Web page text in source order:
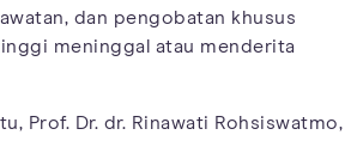
dan pengobatan khusus
meninggal atau menderita
Prof. Dr. dr. Rinawati Rohsiswatmo,